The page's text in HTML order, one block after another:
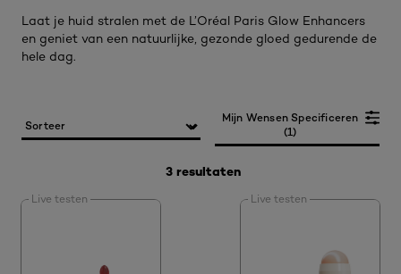
Laat je huid stralen met de L’Oréal Paris Glow Enhancers
en geniet van een natuurlijke, gezonde gloed gedurende de
hele dag.
3 resultaten
Mijn Wensen Specificeren
(1)
Live testen Live testen